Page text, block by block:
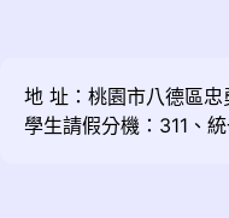
地 址：桃園市八德區
學生請假分機：311、